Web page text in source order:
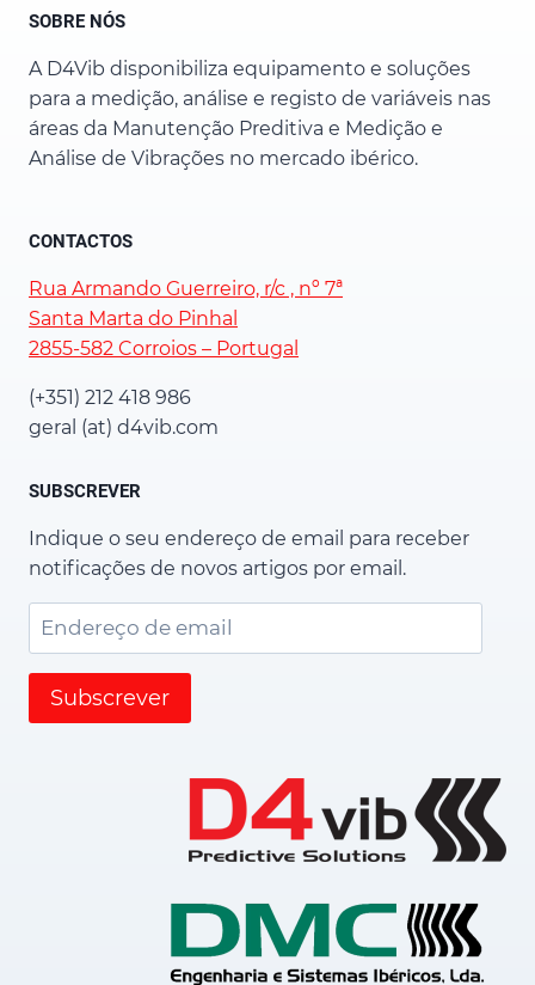
SOBRE NÓS
A D4Vib disponibiliza equipamento e soluções
para a medição, análise e registo de variáveis nas
áreas da Manutenção Preditiva e Medição e
Análise de Vibrações no mercado ibérico.
CONTACTOS
Rua Armando Guerreiro, r/c , nº 7ª
Santa Marta do Pinhal
2855-582 Corroios – Portugal
(+351) 212 418 986
geral (at) d4vib.com
SUBSCREVER
Indique o seu endereço de email para receber
notificações de novos artigos por email.
Endereço
de
email
Subscrever